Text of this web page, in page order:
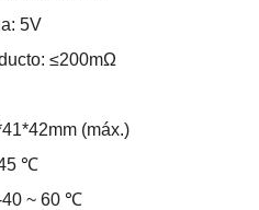
5V
≤200mΩ
(máx.)
45 ℃
40 ~ 60 ℃